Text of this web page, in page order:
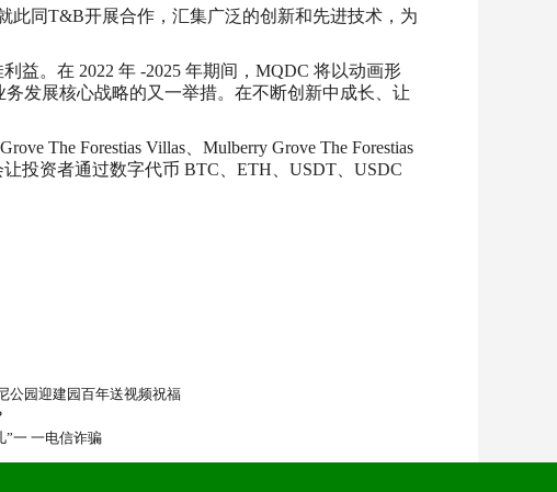
此同T&B开展合作，汇集广泛的创新和先进技术，为
益。在 2022 年 -2025 年期间，MQDC 将以动画形
发展核心战略的又一举措。在不断创新中成长、让
The Forestias Villas、Mulberry Grove The Forestias
让投资者通过数字代币 BTC、ETH、USDT、USDC
公园迎建园百年送视频祝福
”一 一电信诈骗